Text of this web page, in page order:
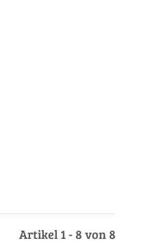
Artikel 1 - 8 von 8